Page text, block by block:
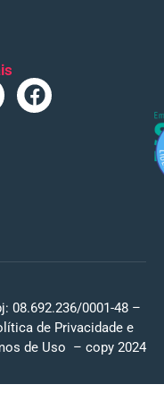
08.692.236/0001-48 –
de Privacidade e
de Uso – copy 2024